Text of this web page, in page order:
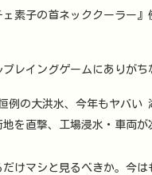
素子の首ネッククーラー』
プレイングゲームにありがち
例の大洪水、今年もヤバい
を直撃、工場浸水・車両が
だけマシと見るべきか。今は